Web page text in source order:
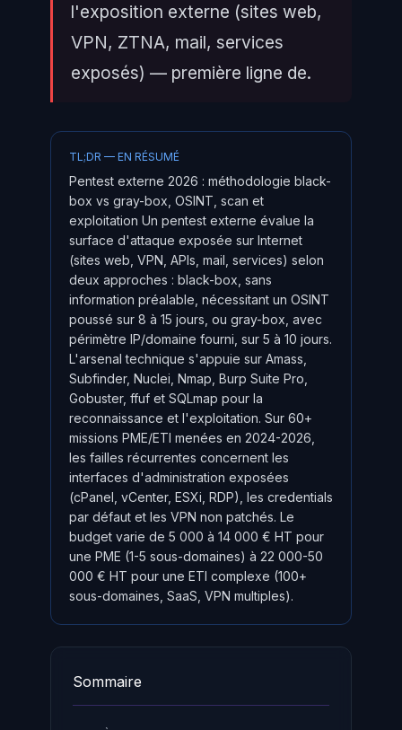
l'exposition externe (sites web,
VPN, ZTNA, mail, services
exposés) — première ligne de.
TL;DR — EN RÉSUMÉ
Pentest externe 2026 : méthodologie black-
box vs gray-box, OSINT, scan et
exploitation Un pentest externe évalue la
surface d'attaque exposée sur Internet
(sites web, VPN, APIs, mail, services) selon
deux approches : black-box, sans
information préalable, nécessitant un OSINT
poussé sur 8 à 15 jours, ou gray-box, avec
périmètre IP/domaine fourni, sur 5 à 10 jours.
L'arsenal technique s'appuie sur Amass,
Subfinder, Nuclei, Nmap, Burp Suite Pro,
Gobuster, ffuf et SQLmap pour la
reconnaissance et l'exploitation. Sur 60+
missions PME/ETI menées en 2024-2026,
les failles récurrentes concernent les
interfaces d'administration exposées
(cPanel, vCenter, ESXi, RDP), les credentials
par défaut et les VPN non patchés. Le
budget varie de 5 000 à 14 000 € HT pour
une PME (1-5 sous-domaines) à 22 000-50
000 € HT pour une ETI complexe (100+
sous-domaines, SaaS, VPN multiples).
Sommaire